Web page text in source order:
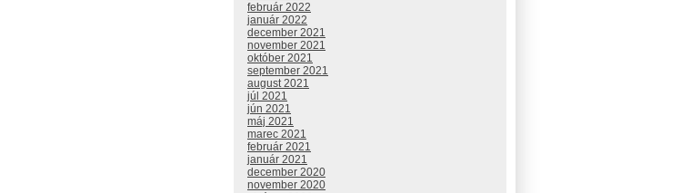
február 2022
január 2022
december 2021
november 2021
október 2021
september 2021
august 2021
júl 2021
jún 2021
máj 2021
marec 2021
február 2021
január 2021
december 2020
november 2020